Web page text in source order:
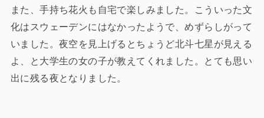
また、手持ち花火も自宅で楽しみました。こういった文
化はスウェーデンにはなかったようで、めずらしがって
いました。夜空を見上げるとちょうど北斗七星が見える
よ、と大学生の女の子が教えてくれました。とても思い
出に残る夜となりました。